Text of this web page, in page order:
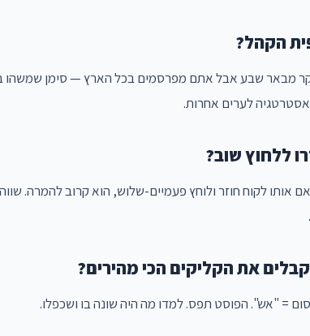
מבאר שבע אבל אתם מפרסמים בכל הארץ — סימן שמשהו
לערים אחרות.
אם אותו לקוח חוזר ולוחץ פעמיים-שלוש, הוא קרוב להמרה.